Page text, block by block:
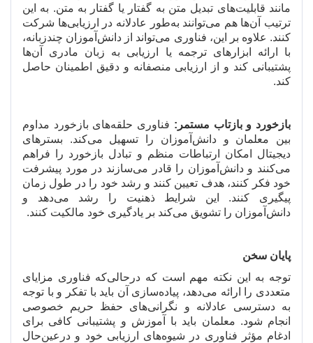
مانند قابلیتهای تبدیل متن به گفتار یا گفتار به متن. به این
ترتیب آنها هم میتوانند بهطور عادلانه در ارزیابیها شرکت
کنند. علاوه بر این، فناوری میتواند از دانش آموزان چندزبانه،
با ارائه ابزارهای ترجمه یا ارزیابی به زبان مادری آنها
پشتیبانی کند و از ارزیابی منصفانه و دقیق اطمینان حاصل
کند.
بازخورد و بازتاب مستمر: فناوری حلقههای بازخورد مداوم
بین معلمان و دانش آموزان را تسهیل میکند. بسترهای
دیجیتال امکان ارتباطات منظم و تبادل بازخورد را فراهم
میکنند و دانش آموزان را قادر میسازند در مورد پیشرفت
خود فکر کنند، هدف تعیین کنند و رشد خود را در طول زمان
پیگیری کنند. این شرایط ذهنیت را رشد میدهد و
دانش آموزان را تشویق میکند بر یادگیری خود مالکیت کنند.
پایان سخن
توجه به این نکته مهم است که درحالیکه فناوری مزایای
متعددی را ارائه میدهد، پیادهسازی آن باید با تفکر و با توجه
به دسترسی عادلانه و نگرانیهای حفظ حریم خصوصی
انجام شود. معلمان باید با آموزش و پشتیبانی کافی برای
ادغام مؤثر فناوری در شیوههای ارزیابی خود و درعینحال